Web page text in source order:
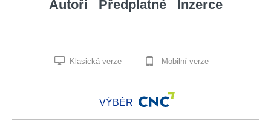
Autoři Předplatné Inzerce
Klasická verze Mobilní verze
VÝBĚR